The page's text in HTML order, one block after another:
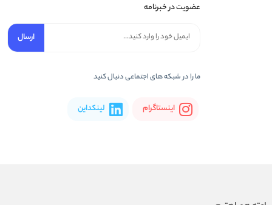
عضویت در خبرنامه
ارسال
ما را در شبکه های اجتماعی دنبال کنید
اینستاگرام لینکداین